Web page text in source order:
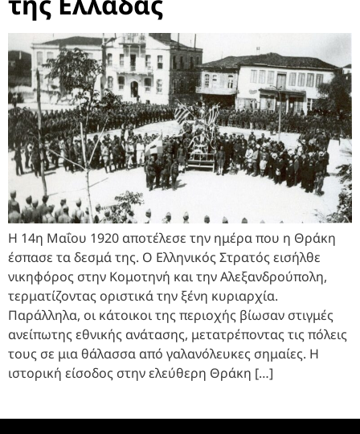
Η 14η Μαΐου 1920 αποτέλεσε την ημέρα που η Θράκη
έσπασε τα δεσμά της. Ο Ελληνικός Στρατός εισήλθε
νικηφόρος στην Κομοτηνή και την Αλεξανδρούπολη,
τερματίζοντας οριστικά την ξένη κυριαρχία.
Παράλληλα, οι κάτοικοι της περιοχής βίωσαν στιγμές
ανείπωτης εθνικής ανάτασης, μετατρέποντας τις πόλεις
τους σε μια θάλασσα από γαλανόλευκες σημαίες. Η
ιστορική είσοδος στην ελεύθερη Θράκη […]